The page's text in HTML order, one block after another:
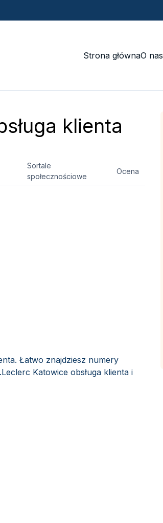
Strona głównaO nas
klienta
Sortale
społecznościowe
Ocena
Łatwo znajdziesz numery
Katowice obsługa klienta i